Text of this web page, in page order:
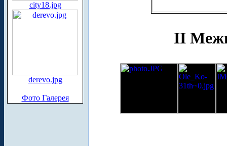
city18.jpg
derevo.jpg
Фото Галерея
II